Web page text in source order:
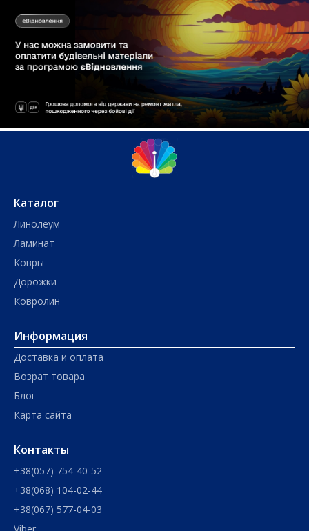
Каталог
Линолеум
Ламинат
Ковры
Дорожки
Ковролин
Информация
Доставка и оплата
Возрат товара
Блог
Карта сайта
Контакты
+38(057) 754-40-52
+38(068) 104-02-44
+38(067) 577-04-03